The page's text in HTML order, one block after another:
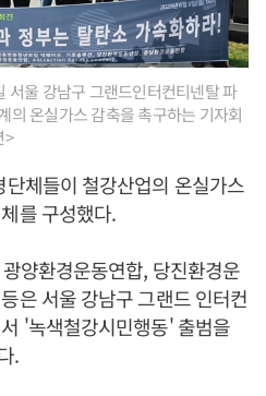
울 강남구 그랜드인터컨티넨탈 파
의 온실가스 감축을 촉구하는 기자회
>
체들이 철강산업의 온실가스
를 구성했다.
양환경운동연합, 당진환경운
은 서울 강남구 그랜드 인터컨
'녹색철강시민행동' 출범을
.